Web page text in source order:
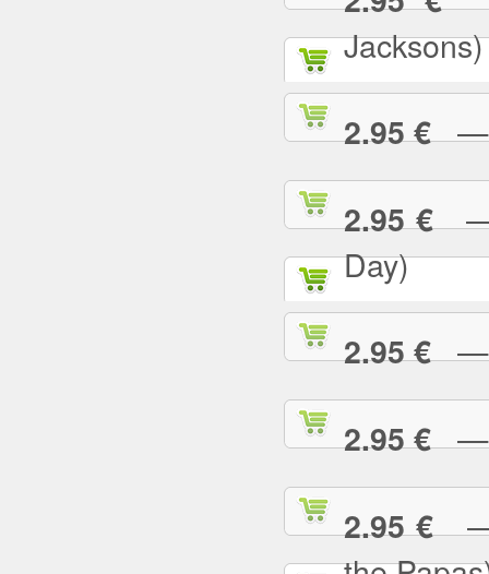
Jacksons)
2.95 €—
2.95 €—
Day)
2.95 €—
2.95 €—
2.95 €—